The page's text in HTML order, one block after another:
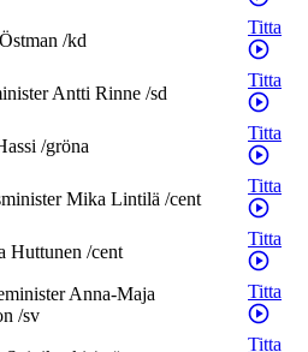
Östman /kd
Titta
Antti Rinne /sd
Titta
/gröna
Titta
Mika Lintilä /cent
Titta
Huttunen /cent
Titta
Anna-Maja
/sv
Titta
Titta